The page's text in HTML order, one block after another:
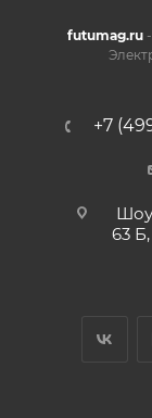
futumag.ru-
+7
63